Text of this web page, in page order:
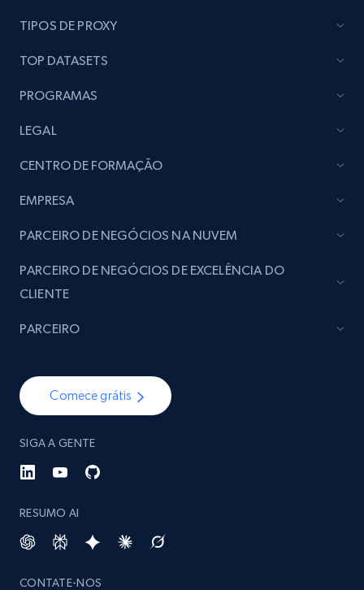
TIPOS DE PROXY
TOP DATASETS
PROGRAMAS
LEGAL
CENTRO DE FORMAÇÃO
EMPRESA
Comece grátis
SIGA A GENTE
RESUMO AI
CONTATE-NOS
PARCEIRO DE NEGÓCIOS NA NUVEM
PARCEIRO DE NEGÓCIOS DE EXCELÊNCIA DO
CLIENTE
PARCEIRO